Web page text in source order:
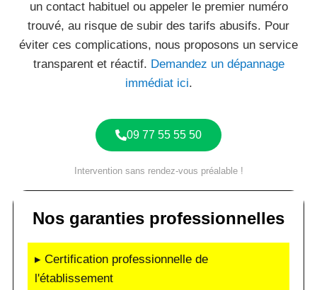
un contact habituel ou appeler le premier numéro
trouvé, au risque de subir des tarifs abusifs. Pour
éviter ces complications, nous proposons un service
transparent et réactif. Demandez un dépannage
immédiat ici.
09 77 55 55 50
Intervention sans rendez-vous préalable !
Nos garanties professionnelles
▸ Certification professionnelle de
l'établissement